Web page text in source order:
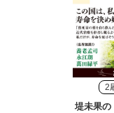
2
堤未果の